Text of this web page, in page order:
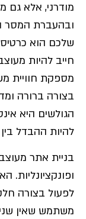
מודרני, אלא גם
ובהעברת המסר
שלכם הוא כרטיס
חייב להיות
מספקת חוויית
בצורה ברורה
הגולשים היא
להיות ההבדל
בניית אתר
ופונקציונליות.
לפעול בצורה
משתמש שאין